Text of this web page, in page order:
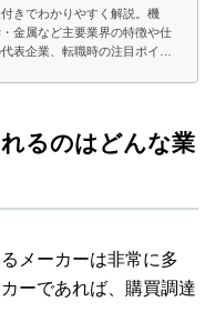
きでわかりやすく解説。機
金属など主要業界の特徴や仕
表企業、転職時の注目ポイン
るのはどんな業
メーカーは非常に多
ーであれば、購買調達